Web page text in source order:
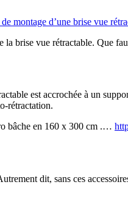
montage d’une brise vue
brise vue rétractable. Que
est accrochée à un
rétractation.
bâche en 160 x 300 cm .…
dit, sans ces